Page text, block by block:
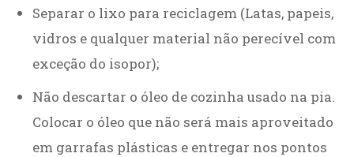
Separar o lixo para reciclagem (Latas, papeis,
vidros e qualquer material não perecível com
exceção do isopor);
Não descartar o óleo de cozinha usado na pia.
Colocar o óleo que não será mais aproveitado
em garrafas plásticas e entregar nos pontos